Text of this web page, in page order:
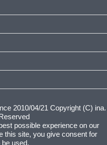
2010/04/21 Copyright (C) ina.
possible experience on our
this site, you give consent for
used.